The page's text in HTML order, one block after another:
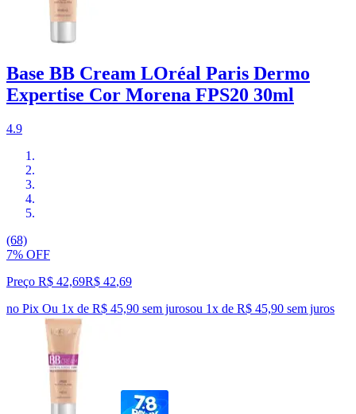
Base BB Cream LOréal Paris Dermo
Expertise Cor Morena FPS20 30ml
4.9
(68)
7% OFF
Preço R$ 42,69R$ 42,69
no Pix Ou 1x de R$ 45,90 sem jurosou 1x de R$ 45,90 sem juros